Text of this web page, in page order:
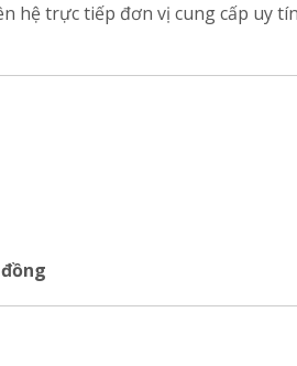
hệ trực tiếp đơn vị cung cấp uy